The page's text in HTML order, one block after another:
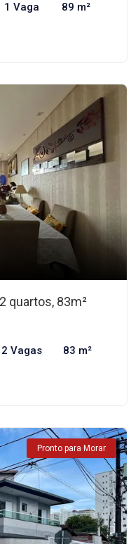
1 Vaga 89 m²
quartos, 83m²
2 Vagas 83 m²
Pronto para Morar